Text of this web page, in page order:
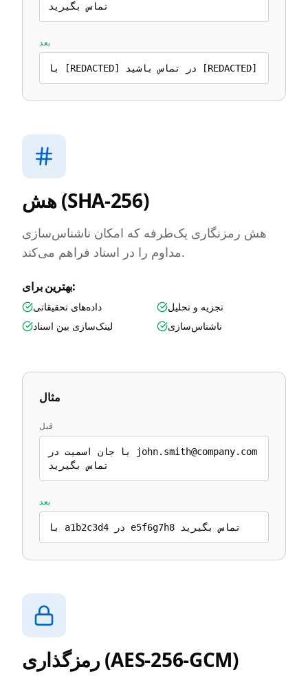
تماس بگیرید
بعد
با [REDACTED] در تماس باشید [REDACTED]
هش (SHA-256)
هش رمزنگاری یک‌طرفه که امکان ناشناس‌سازی
مداوم را در اسناد فراهم می‌کند.
بهترین برای:
داده‌های تحقیقاتی
تجزیه و تحلیل
لینک‌سازی بین اسناد
ناشناس‌سازی
مثال
قبل
با جان اسمیت در john.smith@company.com
تماس بگیرید
بعد
با a1b2c3d4 در e5f6g7h8 تماس بگیرید
رمزگذاری (AES-256-GCM)